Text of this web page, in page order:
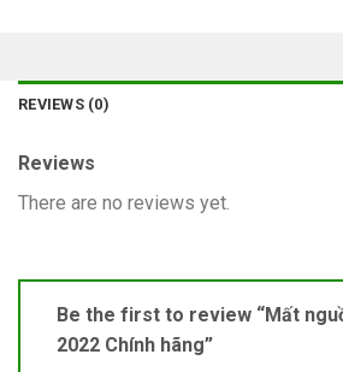
REVIEWS (0)
Reviews
There are no reviews yet.
Be the first to review “Mất
2022 Chính hãng”